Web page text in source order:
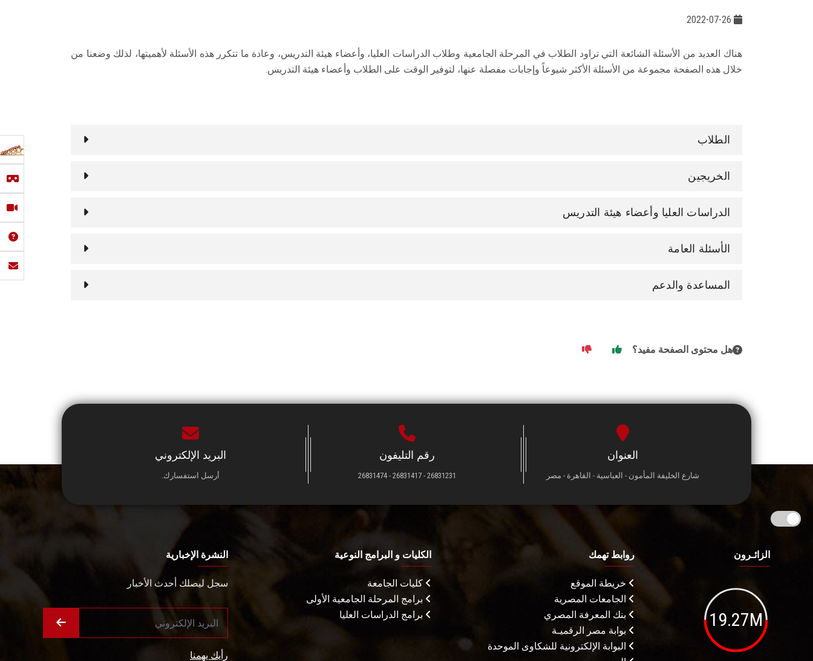
هناك العديد من الأسئلة الشائعة التي تراود الطلاب في المرحلة الجامعية وطلاب الدراسات العليا، وأعضاء هيئة التدريس، وعادة ما تتكرر هذه الأسئلة لأهميتها، لذلك وضعنا من
خلال هذه الصفحة مجموعة من الأسئلة الأكثر شيوعاً وإجابات مفصلة عنها، لتوفير الوقت على الطلاب وأعضاء هيئة التدريس.
الطلاب
الخريجين
الدراسات العليا وأعضاء هيئة التدريس
الأسئلة العامة
المساعدة والدعم
هل محتوى الصفحة مفيد؟
العنوان
شارع الخليفة المأمون - العباسية - القاهرة - مصر
رقم التليفون
26831231 - 26831417 - 26831474
البريد الإلكتروني
أرسل استفسارك.
الزائـرون
19.27M
روابط تهمك
خريطة الموقع
الجامعات المصرية
بنك المعرفة المصري
بوابة مصر الرقميـة
البوابة الإلكترونية للشكاوى الموحدة
الكليات و البرامج النوعية
كليات الجامعة
برامج المرحلة الجامعية الأولى
برامج الدراسات العليا
النشرة الإخبارية
سجل ليصلك أحدث الأخبار
رأيك يهمنا